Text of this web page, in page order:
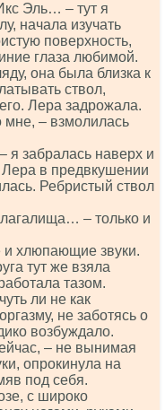
Эль… – тут я
начала изучать
поверхность,
глаза любимой.
она была близка к
ствол,
Лера задрожала.
мне, – взмолилась
я забралась наверх и
Лера в предвкушении
Ребристый ствол
– только и
хлюпающие звуки.
тут же взяла
тазом.
ли не как
не заботясь о
возбуждало.
– не вынимая
опрокинула на
под себя.
с широко